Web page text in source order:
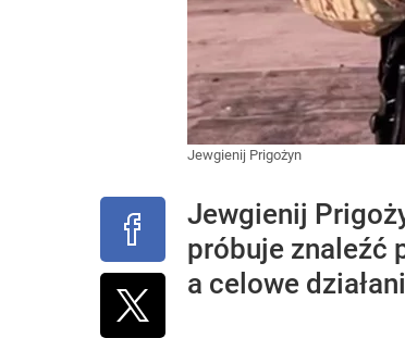
Jewgienij Prigożyn
Jewgienij
próbuje znaleźć
a celowe